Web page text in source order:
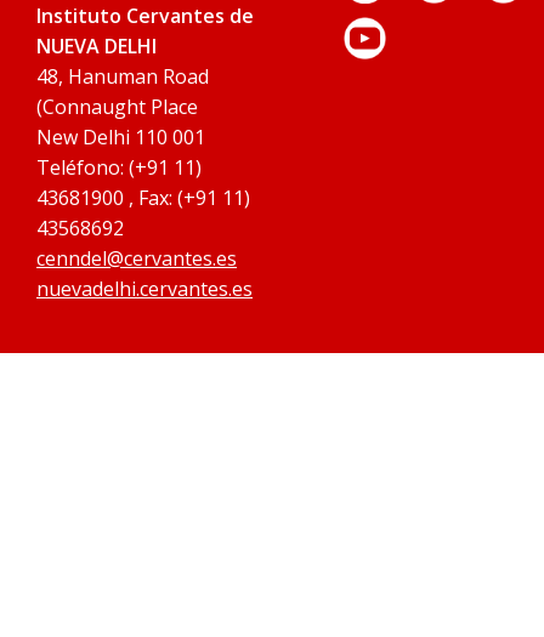
Instituto Cervantes de
NUEVA DELHI
48, Hanuman Road
(Connaught Place
New Delhi 110 001
Teléfono: (+91 11)
43681900 , Fax: (+91 11)
43568692
cenndel@cervantes.es
nuevadelhi.cervantes.es